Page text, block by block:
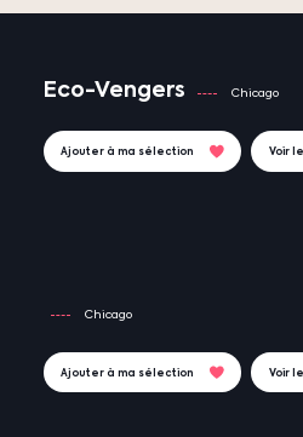
Eco-Vengers Chicago
Ajouter à ma sélection Voir
Chicago
Ajouter à ma sélection Voir